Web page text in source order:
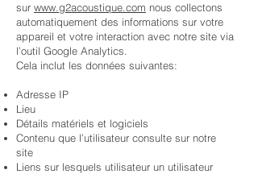
sur www.g2acoustique.com nous collectons
automatiquement des informations sur votre
appareil et votre interaction avec notre site via
l’outil Google Analytics.
Cela inclut les données suivantes:
Adresse IP
Lieu
Détails matériels et logiciels
Contenu que l’utilisateur consulte sur notre
site
Liens sur lesquels utilisateur un utilisateur